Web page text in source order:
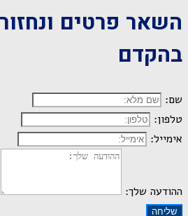
השאר פרטים
בהקדם
שם:
טלפון:
אימייל:
ההודעה שלך:
שליחה